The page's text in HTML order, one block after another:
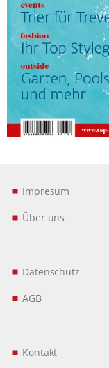
Impresum
Über uns
Datenschutz
AGB
Kontakt